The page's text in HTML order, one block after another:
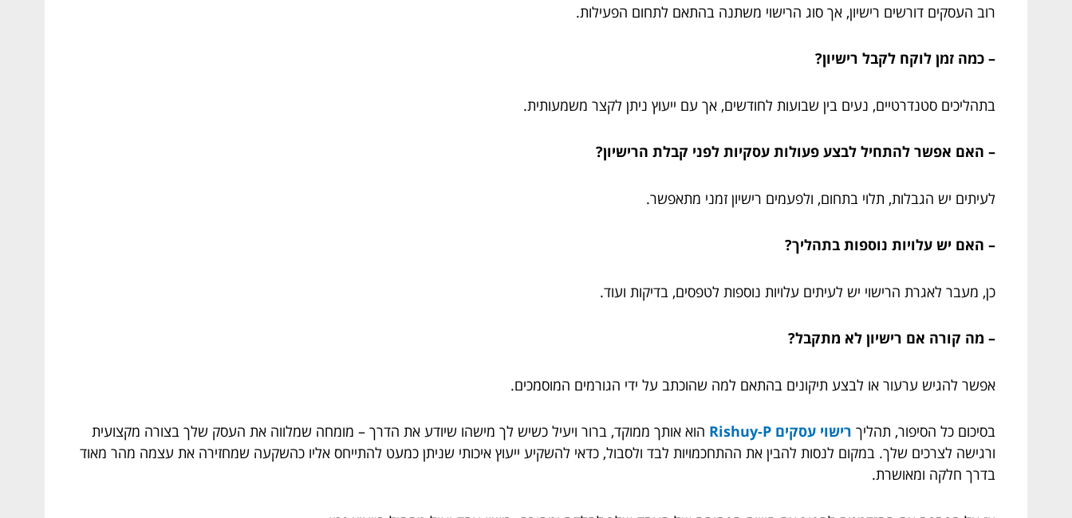
רוב העסקים דורשים רישיון, אך סוג הרישוי משתנה בהתאם לתחום הפעילות.
– כמה זמן לוקח לקבל רישיון?
בתהליכים סטנדרטיים, נעים בין שבועות לחודשים, אך עם ייעוץ ניתן לקצר משמעותית.
– האם אפשר להתחיל לבצע פעולות עסקיות לפני קבלת הרישיון?
לעיתים יש הגבלות, תלוי בתחום, ולפעמים רישיון זמני מתאפשר.
– האם יש עלויות נוספות בתהליך?
כן, מעבר לאגרת הרישוי יש לעיתים עלויות נוספות לטפסים, בדיקות ועוד.
– מה קורה אם רישיון לא מתקבל?
אפשר להגיש ערעור או לבצע תיקונים בהתאם למה שהוכתב על ידי הגורמים המוסמכים.
בסיכום כל הסיפור, תהליך רישוי עסקים Rishuy-P
הוא אותך ממוקד, ברור ויעיל כשיש לך מישהו שיודע את הדרך – מומחה שמלווה את העסק שלך בצורה מקצועית
ורגישה לצרכים שלך. במקום לנסות להבין את ההתחכמויות לבד ולסבול, כדאי להשקיע ייעוץ איכותי שניתן כמעט להתייחס אליו כהשקעה שמחזירה את עצמה מהר מאוד
בדרך חלקה ומאושרת.